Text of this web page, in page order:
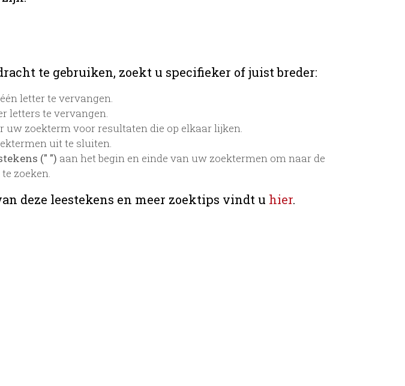
te gebruiken, zoekt u specifieker of juist breder:
letter te vervangen.
letters te vervangen.
uw zoekterm voor resultaten die op elkaar lijken.
uit te sluiten.
(" ") aan het begin en einde van uw zoektermen om naar de
zoeken.
deze leestekens en meer zoektips vindt u hier.